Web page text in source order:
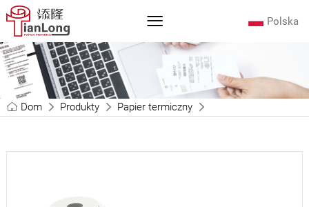
Polska
Dom Produkty Papier termiczny